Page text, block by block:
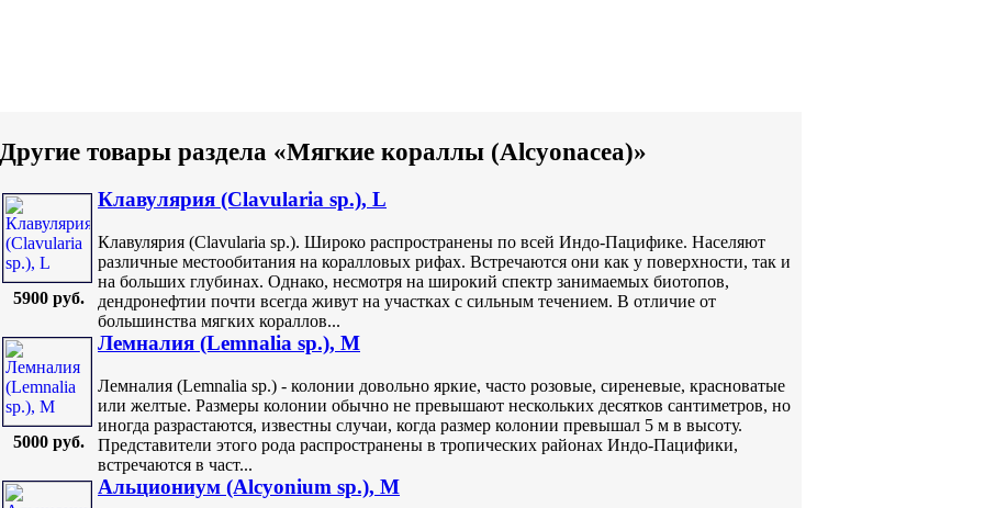
Другие товары раздела «Мягкие кораллы (Alcyonacea)»
5900 руб.
Клавулярия (Clavularia sp.), L
Клавулярия (Clavularia sp.). Широко распространены по всей Индо-Пацифике. Населяют
различные местообитания на коралловых рифах. Встречаются они как у поверхности, так и
на больших глубинах. Однако, несмотря на широкий спектр занимаемых биотопов,
дендронефтии почти всегда живут на участках с сильным течением. В отличие от
большинства мягких кораллов...
5000 руб.
Лемналия (Lemnalia sp.), M
Лемналия (Lemnalia sp.) - колонии довольно яркие, часто розовые, сиреневые, красноватые
или желтые. Размеры колонии обычно не превышают нескольких десятков сантиметров, но
иногда разрастаются, известны случаи, когда размер колонии превышал 5 м в высоту.
Представители этого рода распространены в тропических районах Индо-Пацифики,
встречаются в част...
Альциониум (Alcyonium sp.), M